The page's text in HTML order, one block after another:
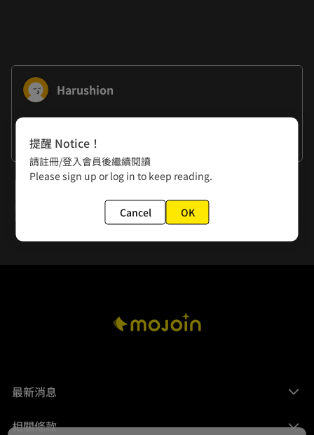
Harushion
謝謝大家
下一話
第113話 距離感
最新消息
相關條款
提醒 Notice！
請註冊/登入會員後繼續閱讀
Please sign up or log in to keep reading.
Cancel OK